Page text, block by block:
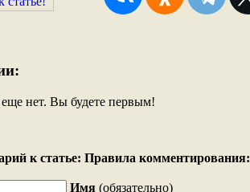
нет. Вы будете первым!
к статье: Правила комментирования:
Имя (обязательно)